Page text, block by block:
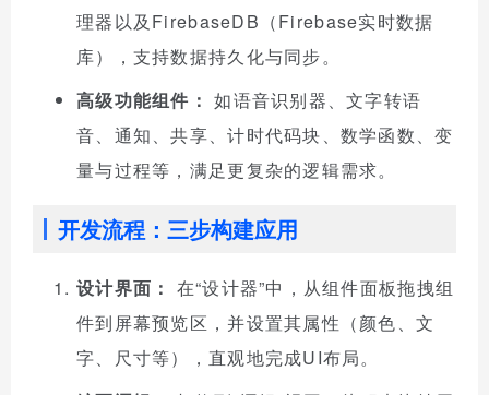
理器以及FirebaseDB（Firebase实时数据
库），支持数据持久化与同步。
高级功能组件： 如语音识别器、文字转语
音、通知、共享、计时代码块、数学函数、变
量与过程等，满足更复杂的逻辑需求。
开发流程：三步构建应用
设计界面： 在“设计器”中，从组件面板拖拽组
件到屏幕预览区，并设置其属性（颜色、文
字、尺寸等），直观地完成UI布局。